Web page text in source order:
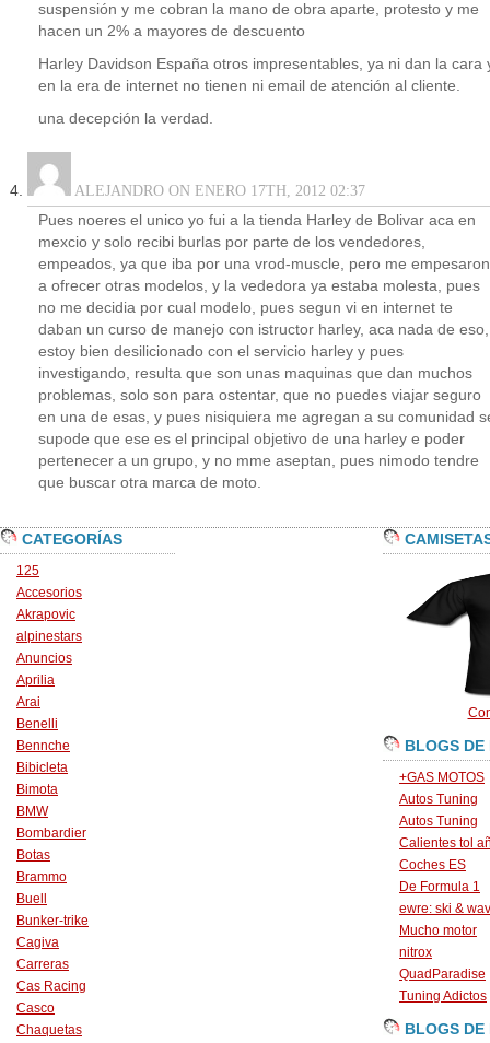
suspensión y me cobran la mano de obra aparte, protesto y me
hacen un 2% a mayores de descuento
Harley Davidson España otros impresentables, ya ni dan la cara
en la era de internet no tienen ni email de atención al cliente.
una decepción la verdad.
ALEJANDRO ON ENERO 17TH, 2012 02:37
Pues noeres el unico yo fui a la tienda Harley de Bolivar aca en
mexcio y solo recibi burlas por parte de los vendedores,
empeados, ya que iba por una vrod-muscle, pero me empesaron
a ofrecer otras modelos, y la vededora ya estaba molesta, pues
no me decidia por cual modelo, pues segun vi en internet te
daban un curso de manejo con istructor harley, aca nada de eso,
estoy bien desilicionado con el servicio harley y pues
investigando, resulta que son unas maquinas que dan muchos
problemas, solo son para ostentar, que no puedes viajar seguro
en una de esas, y pues nisiquiera me agregan a su comunidad
supode que ese es el principal objetivo de una harley e poder
pertenecer a un grupo, y no mme aseptan, pues nimodo tendre
que buscar otra marca de moto.
CATEGORÍAS
125
Accesorios
Akrapovic
alpinestars
Anuncios
Aprilia
Arai
Benelli
Bennche
Bibicleta
Bimota
BMW
Bombardier
Botas
Brammo
Buell
Bunker-trike
Cagiva
Carreras
Cas Racing
Casco
Chaquetas
BLOGS DE
+GAS MOTOS
Autos Tuning
Autos Tuning
Calientes tol
Coches ES
De Formula 1
ewre: ski &
Mucho motor
nitrox
QuadParadise
Tuning Adictos
BLOGS DE